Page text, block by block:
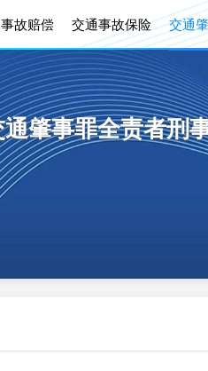
故赔偿 交通事故保险 交通
肇事罪全责者刑